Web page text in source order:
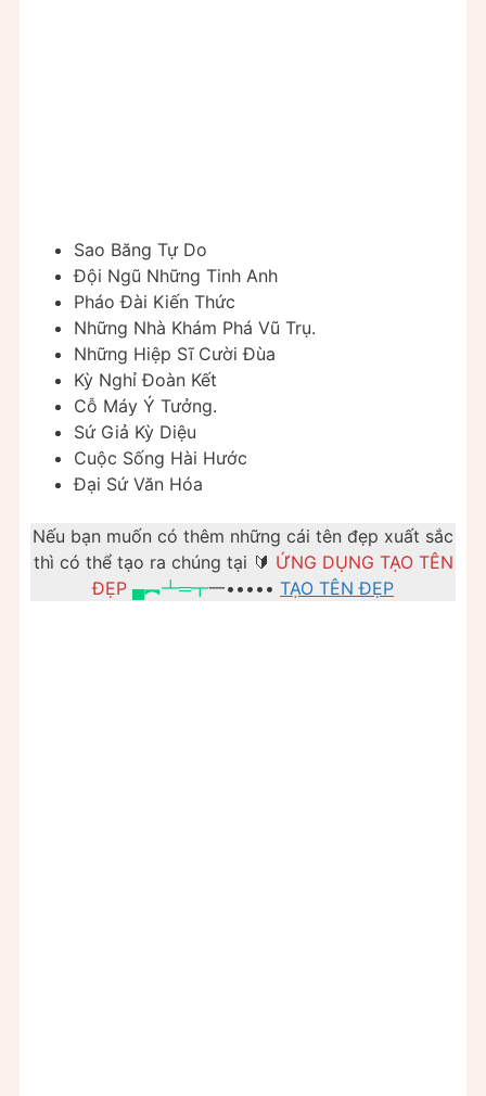
Sao Băng Tự Do
Đội Ngũ Những Tinh Anh
Pháo Đài Kiến Thức
Những Nhà Khám Phá Vũ Trụ.
Những Hiệp Sĩ Cười Đùa
Kỳ Nghỉ Đoàn Kết
Cỗ Máy Ý Tưởng.
Sứ Giả Kỳ Diệu
Cuộc Sống Hài Hước
Đại Sứ Văn Hóa
Nếu bạn muốn có thêm những cái tên đẹp xuất sắc
thì có thể tạo ra chúng tại 🔰 ỨNG DỤNG TẠO TÊN
ĐẸP ▄︻┻═┳一••••• TẠO TÊN ĐẸP